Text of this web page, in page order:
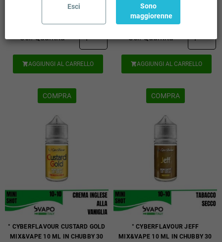
Sel. Quantità
AGGIUNGI AL CARRELLO
COMPRA
Disponibili: 32 pz
Sel. Quantità
AGGIUNGI AL CARRELLO
COMPRA
° CYBERFLAVOUR CUSTARD GOLD
MIX&VAPE 10 ML IN CHUBBY 30
° CYBERFLAVOUR JEFF
MIX&VAPE 10 ML IN CHUBBY 30
Esci
Sono
maggiorenne